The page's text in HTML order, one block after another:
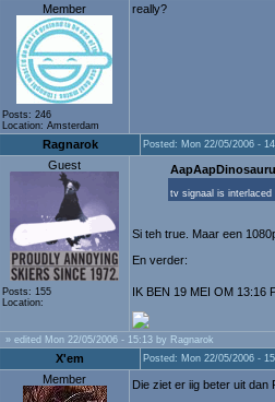
Member
Posts: 246
Location: Amsterdam
really?
Ragnarok Posted: Mon 22/05/2006 -
Guest
Posts: 155
Location:
tv signaal is
Si teh true. Maar een
En verder:
IK BEN 19 MEI OM 13:16
» edited Mon 22/05/2006 - 15:13 by Ragnarok
X'em Posted: Mon 22/05/2006 -
Member Die ziet er iig beter uit